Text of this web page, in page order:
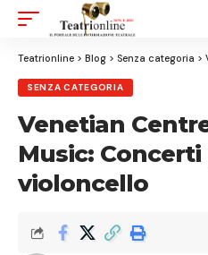
Teatrionline > Blog > Senza categoria >
SENZA CATEGORIA
Venetian
Music: Concerti
violoncello